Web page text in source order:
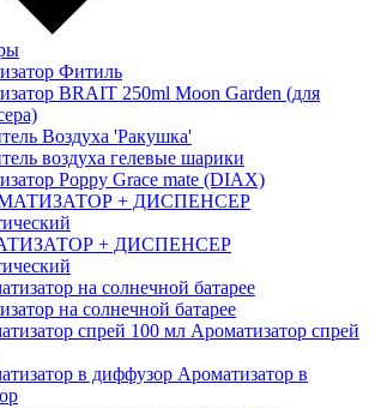
Фитиль
BRAIT 250ml Moon Garden (для
Воздуха 'Ракушка'
воздуха гелевые шарики
Poppy Grace mate (DIAX)
+ ДИСПЕНСЕР
на солнечной батарее
Ароматизатор спрей
Ароматизатор в